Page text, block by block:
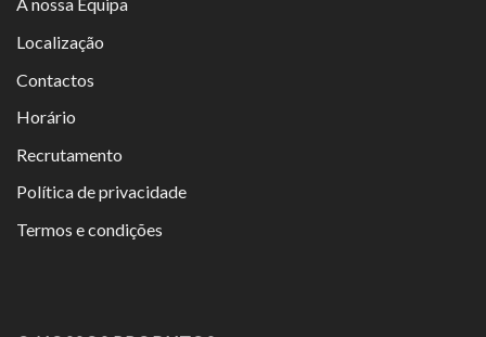
A nossa Equipa
Localização
Contactos
Horário
Recrutamento
Política de privacidade
Termos e condições